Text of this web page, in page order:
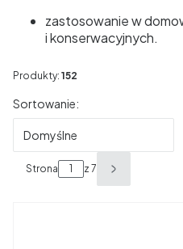
zastosowanie w
i konserwacyjnych.
Produkty: 152
Lista produktów
Sortowanie:
Domyślne
Strona z 7 Następne